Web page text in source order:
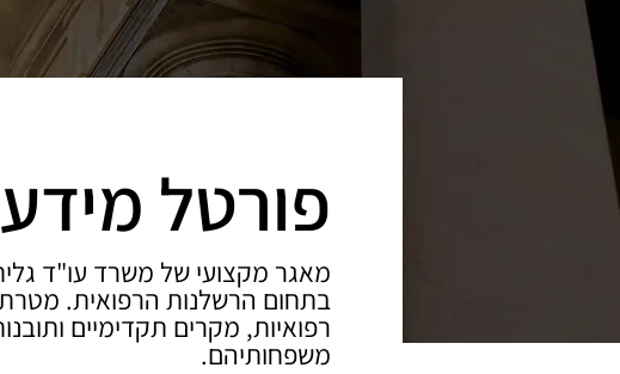
פורטל מידע
מאגר מקצועי של משרד עו"ד
בתחום הרשלנות הרפואית. מטרת
רפואיות, מקרים תקדימיים
משפחותיהם.